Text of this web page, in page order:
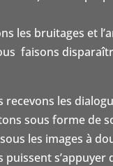
les bruitages et
faisons
recevons les
sous forme de
les images à
puissent s’appuyer